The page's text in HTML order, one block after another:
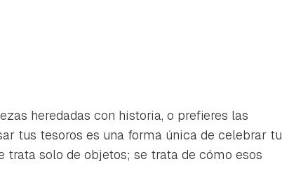
has de iniciar sesión con tu
heredadas con historia, o prefieres las
tus tesoros es una forma única de celebrar tu
trata solo de objetos; se trata de cómo esos
a nuestro boletín.